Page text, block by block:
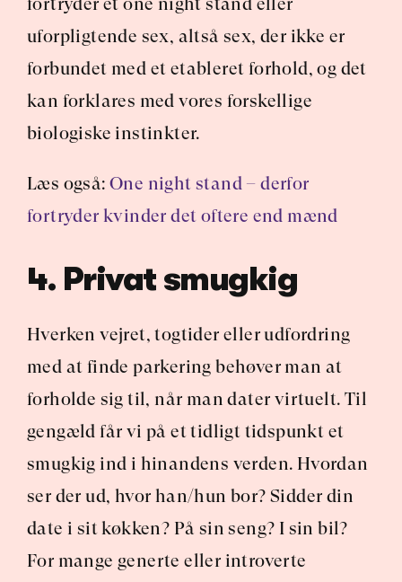
uforpligtende sex, altså sex, der ikke er
forbundet med et etableret forhold, og det
kan forklares med vores forskellige
biologiske instinkter.
Læs også: One night stand – derfor
fortryder kvinder det oftere end mænd
4. Privat smugkig
Hverken vejret, togtider eller udfordring
med at finde parkering behøver man at
forholde sig til, når man dater virtuelt. Til
gengæld får vi på et tidligt tidspunkt et
smugkig ind i hinandens verden. Hvordan
ser der ud, hvor han/hun bor? Sidder din
date i sit køkken? På sin seng? I sin bil?
For mange generte eller introverte